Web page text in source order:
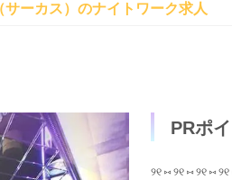
(2) 北大阪 (4)
(1) 新人保証あり (3)
(2) NEWOPEN (1)
(33) 10代 (1)
ーカス）のナイトワーク求人
PRポ
୨୧ ⑅ ୨୧ ⑅ ୨୧ ⑅